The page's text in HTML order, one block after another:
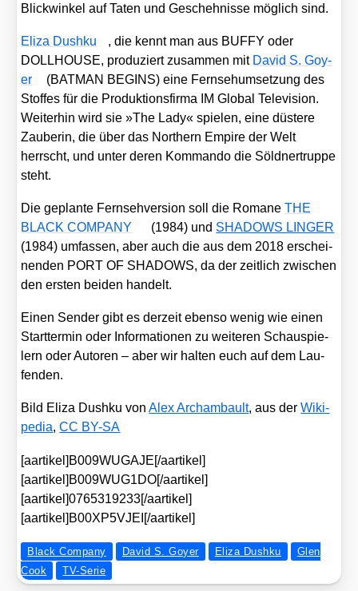
Blick­win­kel auf Taten und Gescheh­nis­se mög­lich sind.
Eli­za Dush­ku
, die kennt man aus BUFFY oder
DOLLHOUSE, pro­du­ziert zusam­men mit David S. Goy­
er
(BATMAN BEGINS) eine Fern­seh­um­set­zung des
Stof­fes für die Pro­duk­ti­ons­fir­ma IM Glo­bal Tele­vi­si­on.
Wei­ter­hin wird sie »The Lady« spie­len, eine düs­te­re
Zau­be­rin, die über das Nor­t­hern Empire der Welt
herrscht, und unter deren Kom­man­do die Söld­ner­trup­pe
steht.
Die geplan­te Fern­seh­ver­si­on soll die Roma­neTHE
BLACK COMPANY
(1984) und SHADOWS LINGER
(1984) umfas­sen, aber auch die aus dem 2018 erschei­
nen­den PORT OF SHADOWS, da der zeit­lich zwi­schen
den ers­ten bei­den han­delt.
Einen Sen­der gibt es der­zeit eben­so wenig wie einen
Start­ter­min oder Infor­ma­tio­nen zu wei­te­ren Schau­spie­
lern oder Autoren – aber wir hal­ten euch auf dem Lau­
fen­den.
Bild Eli­za Dush­ku vonAlex Archam­bau­lt, aus derWiki­
pe­dia,CC BY-SA
[aartikel]B009WUGAJE[/aartikel]
[aartikel]B009WUG1DO[/aartikel]
[aartikel]0765319233[/aartikel]
[aartikel]B00XP5VJEI[/aartikel]
Black Company David S. Goyer Eliza Dushku
Glen
Cook
TV-Serie